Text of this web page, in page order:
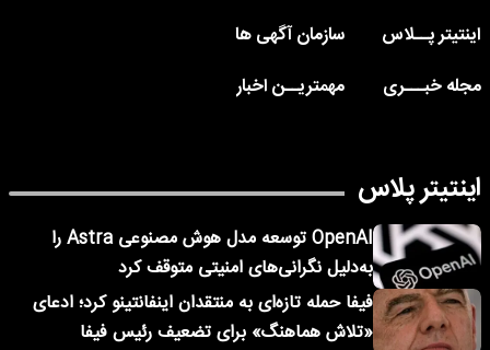
اینتیتر پــلاس
سازمان آگهی ها
مجله خبـــری
مهمتریــن اخبار
اینتیتر پلاس
OpenAI توسعه مدل هوش مصنوعی Astra را
به‌دلیل نگرانی‌های امنیتی متوقف کرد
فیفا حمله تازه‌ای به منتقدان اینفانتینو کرد؛ ادعای
«تلاش هماهنگ» برای تضعیف رئیس فیفا